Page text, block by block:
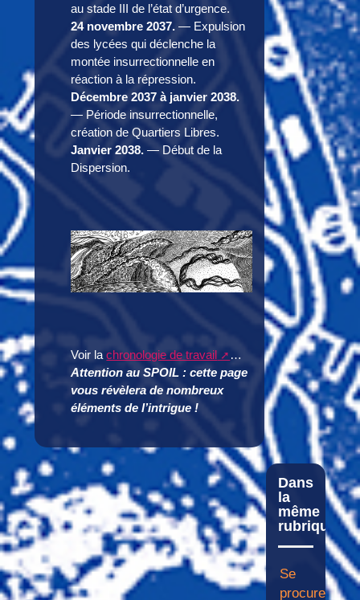
au stade III de l’état d’urgence.
24 novembre 2037. — Expulsion
des lycées qui déclenche la
montée insurrectionnelle en
réaction à la répression.
Décembre 2037 à janvier 2038.
— Période insurrectionnelle,
création de Quartiers Libres.
Janvier 2038. — Début de la
Dispersion.
Voir lachronologie de travail
…
Attention au SPOIL : cette page
vous révèlera de nombreux
éléments de l’intrigue !
Dans
la
même
rubrique
Se
procurer